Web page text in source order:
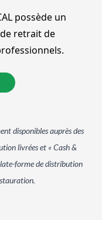
possède un
retrait de
disponibles auprès des
livrées et « Cash &
forme de distribution